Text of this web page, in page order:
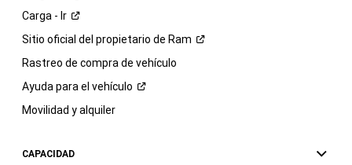
Carga - Ir
Sitio oficial del propietario de Ram
Rastreo de compra de vehículo
Ayuda para el vehículo
Movilidad y alquiler
CAPACIDAD